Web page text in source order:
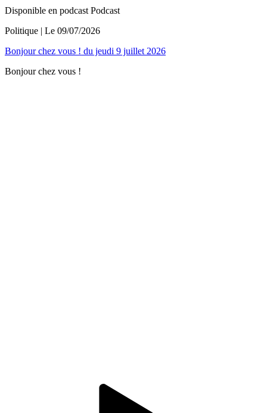
Disponible en podcast Podcast
Politique | Le 09/07/2026
Bonjour chez vous ! du jeudi 9 juillet 2026
Bonjour chez vous !